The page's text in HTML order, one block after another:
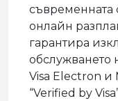
съвременната
онлайн
гарантира
обслужването
Visa Electron и
“Verified by